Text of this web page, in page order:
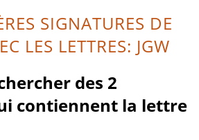
SIGNATURES DE
LES LETTRES: JGW
des 2
contiennent la lettre